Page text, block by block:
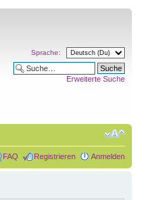
Sprache:
Erweiterte Suche
FAQ Registrieren Anmelden